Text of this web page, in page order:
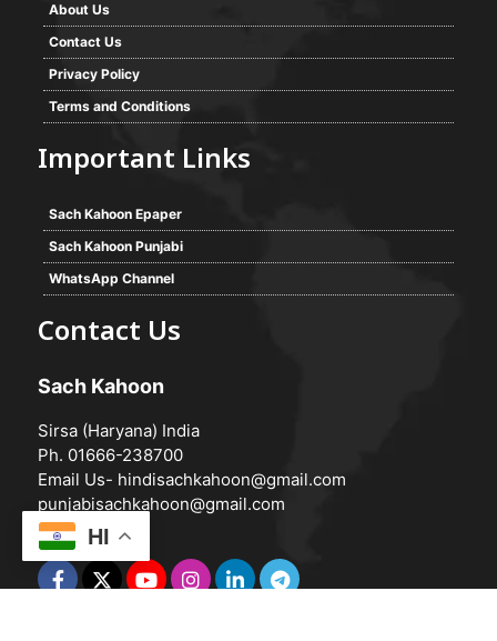
About Us
Contact Us
Privacy Policy
Terms and Conditions
Important Links
Sach Kahoon Epaper
Sach Kahoon Punjabi
WhatsApp Channel
Contact Us
Sach Kahoon
Sirsa (Haryana) India
Ph. 01666-238700
Email Us- hindisachkahoon@gmail.com
punjabisachkahoon@gmail.com
HI